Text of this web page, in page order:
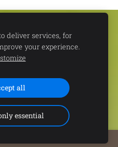
TEV:
Aleksandra Čaka ielā 22,
- SLĒGTS 📞Saziņai:
(+WhatsApp)
deliver services, for
your experience.
all
essential